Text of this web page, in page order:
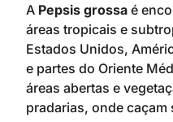
A Pepsis grossa é
áreas tropicais e
Estados Unidos,
e partes do Oriente
áreas abertas e
pradarias, onde caçam